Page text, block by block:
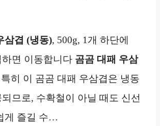
삼겹 (냉동), 500g, 1개 하단에
면 이동합니다 곰곰 대패 우삼
히 이 곰곰 대패 우삼겹은 냉동
므로, 수확철이 아닐 때도 신선
게 즐길 수…